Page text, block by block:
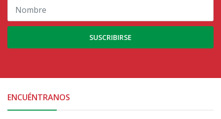
SUSCRIBIRSE
ENCUÉNTRANOS